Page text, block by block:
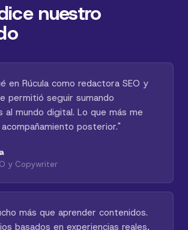
nuestro
en Rúcula como redactora SEO y
permitió seguir sumando
al mundo digital. Lo que más me
posterior."
y Copywriter
más que aprender contenidos.
basados en experiencias reales,